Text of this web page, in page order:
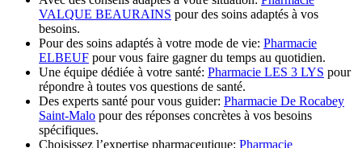
VALQUE BEAURAINS pour des soins adaptés à vos
besoins.
Pour des soins adaptés à votre mode de vie: Pharmacie
ELBEUF pour vous faire gagner du temps au quotidien.
Une équipe dédiée à votre santé: Pharmacie LES 3 LYS pour
répondre à toutes vos questions de santé.
Des experts santé pour vous guider: Pharmacie De Rocabey
Saint-Malo pour des réponses concrètes à vos besoins
spécifiques.
Choisissez l’expertise pharmaceutique: Pharmacie